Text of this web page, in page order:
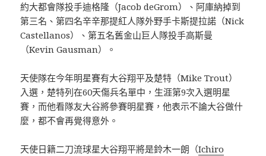
約大都會隊投手迪格隆（Jacob deGrom）、阿庫納掉到
第三名、第四名辛辛那提紅人隊外野手卡斯提拉諾（Nick
Castellanos）、第五名舊金山巨人隊投手高斯曼
（Kevin Gausman）。
天使隊在今年明星賽有大谷翔平及楚特（Mike Trout）
入選，楚特列在60天傷兵名單中，生涯第9次入選明星
賽，而他看隊友大谷將參賽明星賽，他表示不論大谷做什
麼，都不會再覺得意外。
天使日籍二刀流球星大谷翔平將是鈴木一朗（Ichiro